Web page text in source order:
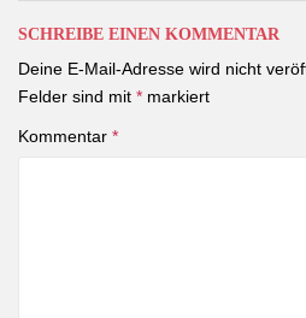
SCHREIBE EINEN KOMMENTAR
Deine E-Mail-Adresse wird nicht
Felder sind mit * markiert
Kommentar *